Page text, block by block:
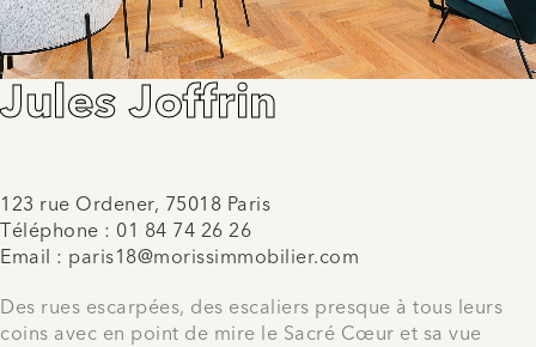
Jules Joffrin
123 rue Ordener, 75018 Paris
Téléphone : 01 84 74 26 26
Email : paris18@morissimmobilier.com
Des rues escarpées, des escaliers presque à tous leurs
coins avec en point de mire le Sacré Cœur et sa vue